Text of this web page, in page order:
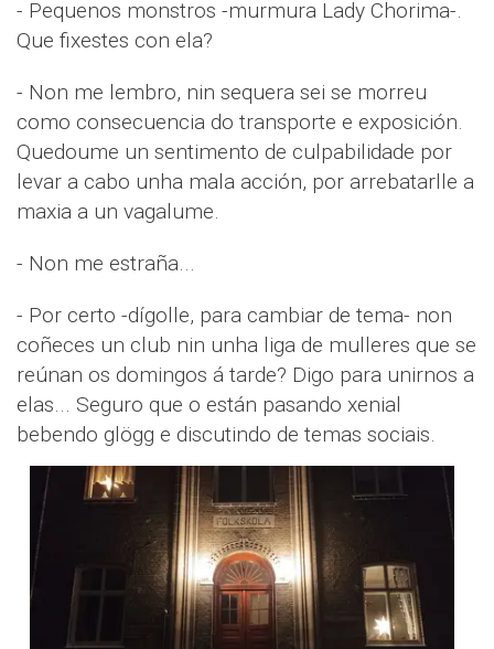
- Pequenos monstros -murmura Lady Chorima-.
Que fixestes con ela?
- Non me lembro, nin sequera sei se morreu
como consecuencia do transporte e exposición.
Quedoume un sentimento de culpabilidade por
levar a cabo unha mala acción, por arrebatarlle a
maxia a un vagalume.
- Non me estraña...
- Por certo -dígolle, para cambiar de tema- non
coñeces un club nin unha liga de mulleres que se
reúnan os domingos á tarde? Digo para unirnos a
elas... Seguro que o están pasando xenial
bebendo glögg e discutindo de temas sociais.